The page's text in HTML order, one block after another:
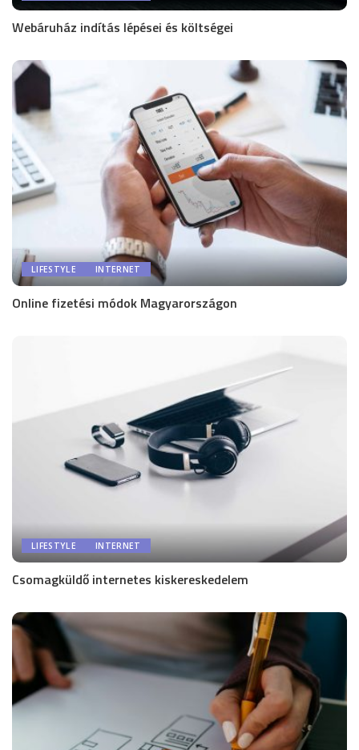
Webáruház indítás lépései és költségei
LIFESTYLE INTERNET
Online fizetési módok Magyarországon
LIFESTYLE INTERNET
Csomagküldő internetes kiskereskedelem